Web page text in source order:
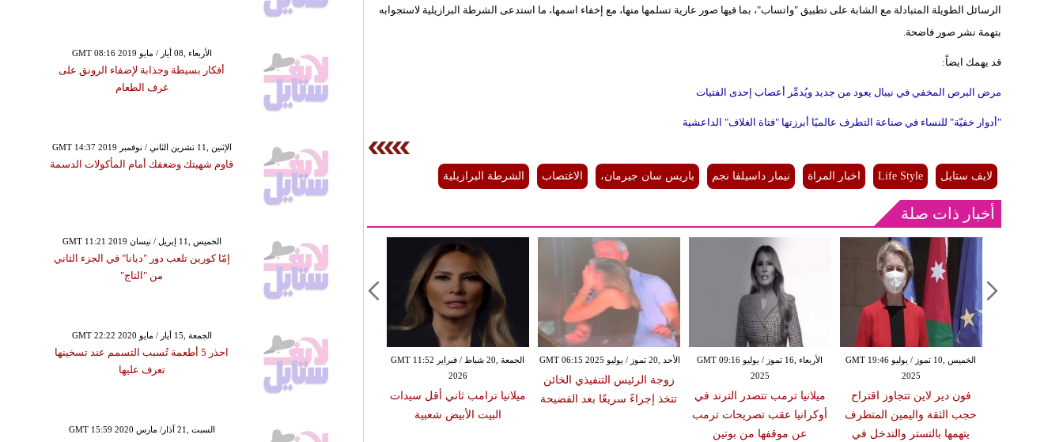
الرسائل الطويلة المتبادلة مع الشابة على تطبيق "واتساب"، بما فيها صور عارية تسلمها منها، مع إخفاء اسمها، ما استدعى الشرطة البرازيلية لاستجوابه
بتهمة نشر صور فاضحة.
قد يهمك ايضاً:
مرض البرص المخفي في نيبال يعود من جديد ويُدمِّر أعصاب إحدى الفتيات
"أدوار خفيّة" للنساء في صناعة التطرف عالميًا أبرزتها "فتاة الغلاف" الداعشية
لايف ستايل Life Style اخبار المراة نيمار داسيلفا نجم باريس سان جيرمان، الاغتصاب الشرطة البرازيلية
أخبار ذات صلة
الجمعة ,20 شباط / فبراير GMT 11:52
2026
ميلانيا ترامب ثاني أقل سيدات
البيت الأبيض شعبية
الأحد ,20 تموز / يوليو GMT 06:15 2025
زوجة الرئيس التنفيذي الخائن
تتخذ إجراءً سريعًا بعد الفضيحة
الأربعاء ,16 تموز / يوليو GMT 09:16
2025
ميلانيا ترمب تتصدر الترند في
أوكرانيا عقب تصريحات ترمب
عن موقفها من بوتين
الخميس ,10 تموز / يوليو GMT 19:46
2025
فون دير لاين تتجاوز اقتراح
حجب الثقة واليمين المتطرف
يتهمها بالتستر والتدخل في
GMT 08:16 2019 الأربعاء ,08 أيار / مايو
أفكار بسيطة وجذابة لإضفاء الرونق على
غرف الطعام
GMT 14:37 2019 الإثنين ,11 تشرين الثاني / نوفمبر
قاوم شهيتك وضعفك أمام المأكولات الدسمة
GMT 11:21 2019 الخميس ,11 إبريل / نيسان
إمّا كورين تلعب دور "ديانا" في الجزء الثاني
من "التاج"
GMT 22:22 2020 الجمعة ,15 أيار / مايو
احذر 5 أطعمة تُسبب التسمم عند تسخينها
تعرف عليها
GMT 15:59 2020 السبت ,21 آذار/ مارس